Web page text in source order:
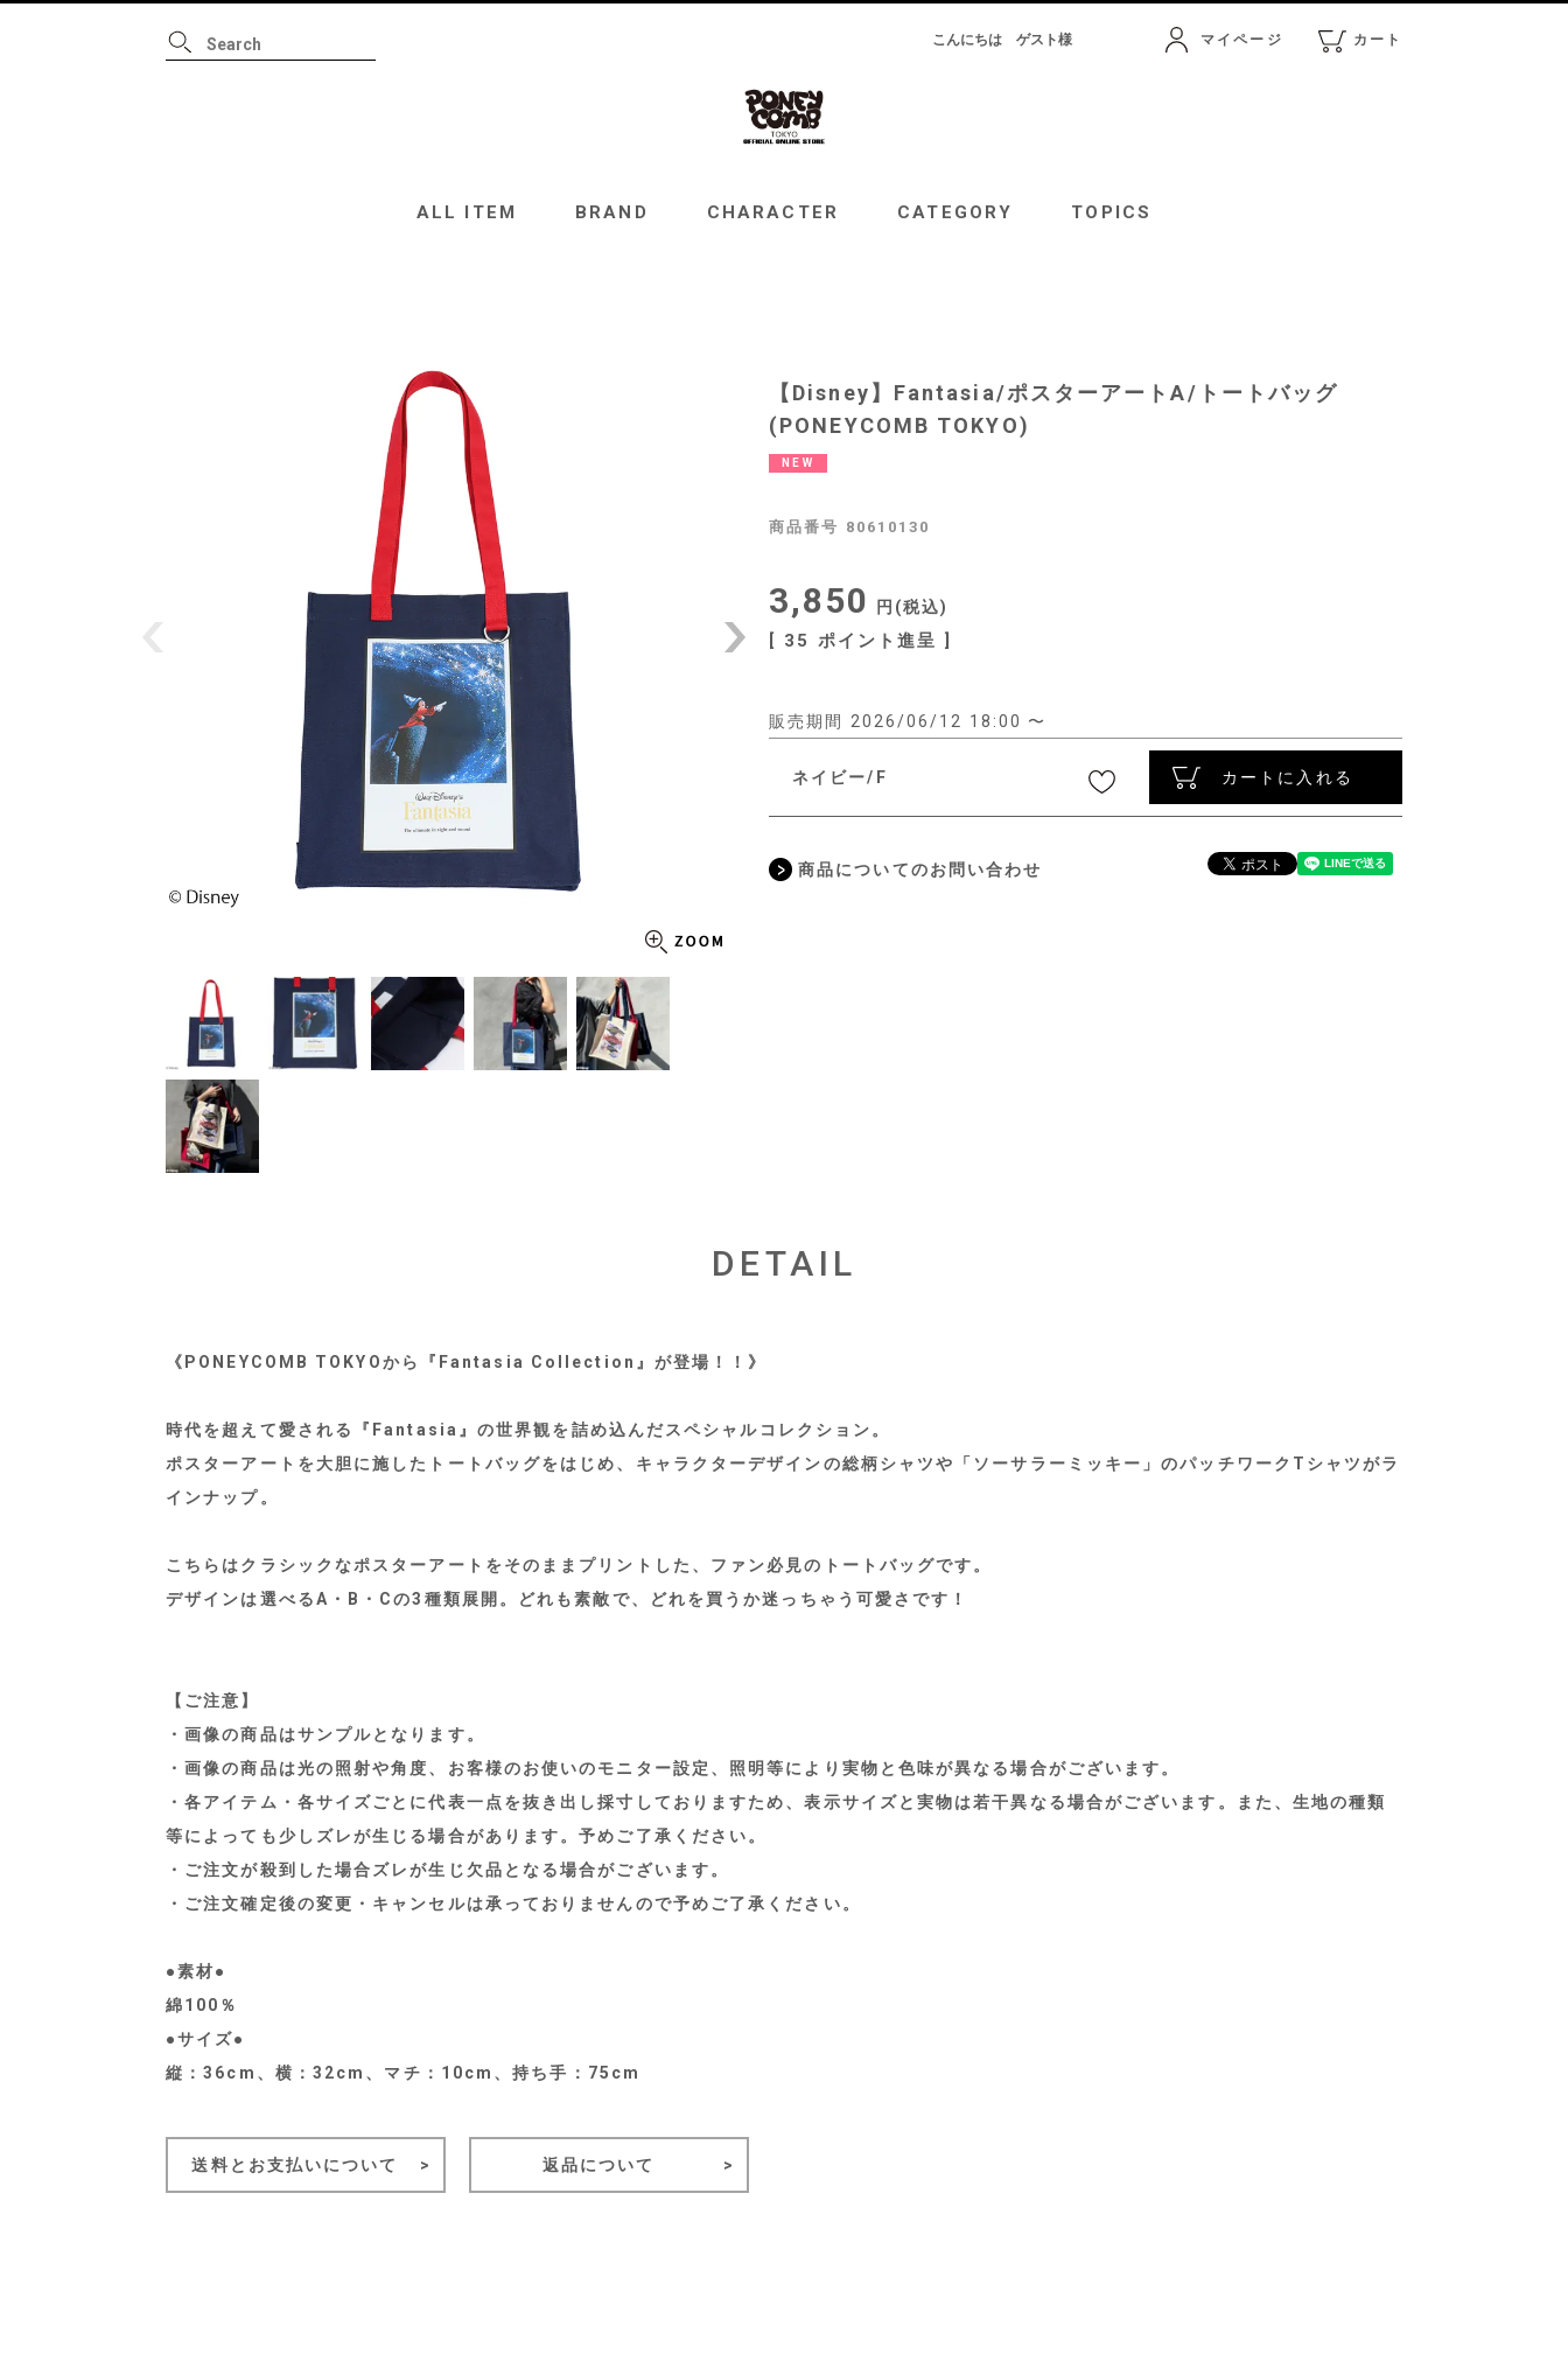
こんにちはゲスト様 マイページ カート
ALL ITEM BRAND CHARACTER CATEGORY TOPICS
ALL ITEM
【Disney】Fantasia/ポスターアートA/トートバッグ
(PONEYCOMB TOKYO)
NEW
商品番号 80610130
3,850 税込
[ 35 ポイント進呈 ]
販売期間 2026/06/12 18:00 〜
ネイビー/F カートに入れる
商品についてのお問い合わせ
DETAIL
《PONEYCOMB TOKYOから『Fantasia Collection』が登場！！》
時代を超えて愛される『Fantasia』の世界観を詰め込んだスペシャルコレクション。
ポスターアートを大胆に施したトートバッグをはじめ、キャラクターデザインの総柄シャツや「ソーサラーミッキー」のパッチワークTシャツがラ
インナップ。
こちらはクラシックなポスターアートをそのままプリントした、ファン必見のトートバッグです。
デザインは選べるA・B・Cの3種類展開。どれも素敵で、どれを買うか迷っちゃう可愛さです！
【ご注意】
・画像の商品はサンプルとなります。
・画像の商品は光の照射や角度、お客様のお使いのモニター設定、照明等により実物と色味が異なる場合がございます。
・各アイテム・各サイズごとに代表一点を抜き出し採寸しておりますため、表示サイズと実物は若干異なる場合がございます。また、生地の種類
等によっても少しズレが生じる場合があります。予めご了承ください。
・ご注文が殺到した場合ズレが生じ欠品となる場合がございます。
・ご注文確定後の変更・キャンセルは承っておりませんので予めご了承ください。
●素材●
綿100％
●サイズ●
縦：36cm、横：32cm、マチ：10cm、持ち手：75cm
送料とお支払いについて 返品について